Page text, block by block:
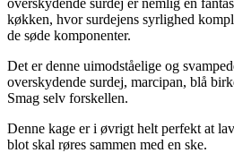
køkken, hvor surdejens syrlighed
de søde komponenter.
Det er denne uimodståelige og
overskydende surdej, marcipan, blå
Smag selv forskellen.
Denne kage er i øvrigt helt perfekt at
blot skal røres sammen med en ske.